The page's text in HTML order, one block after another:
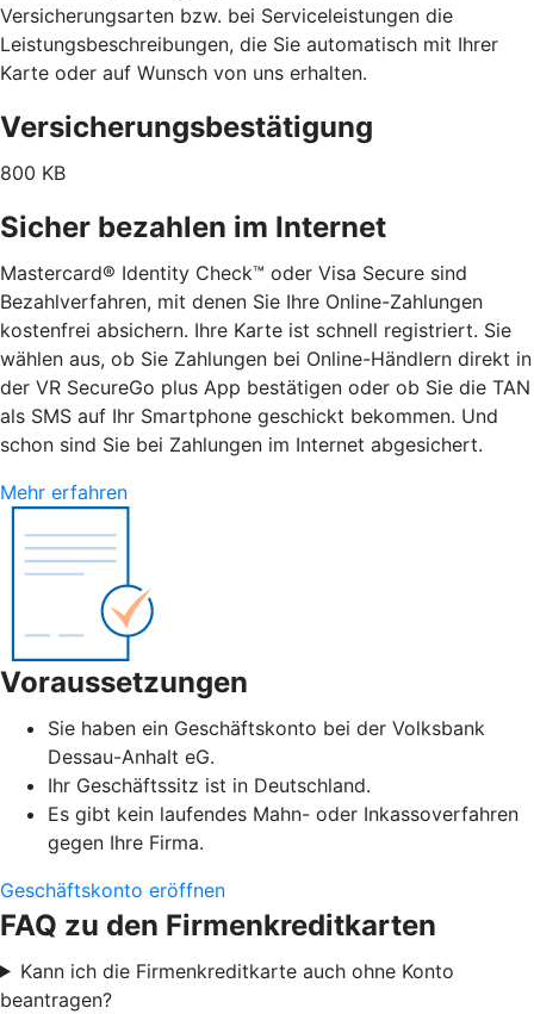
Versicherungsarten bzw. bei Serviceleistungen die
Leistungsbeschreibungen, die Sie automatisch mit Ihrer
Karte oder auf Wunsch von uns erhalten.
Versicherungsbestätigung
800 KB
Sicher bezahlen im Internet
Mastercard® Identity Check™ oder Visa Secure sind
Bezahlverfahren, mit denen Sie Ihre Online-Zahlungen
kostenfrei absichern. Ihre Karte ist schnell registriert. Sie
wählen aus, ob Sie Zahlungen bei Online-Händlern direkt in
der VR SecureGo plus App bestätigen oder ob Sie die TAN
als SMS auf Ihr Smartphone geschickt bekommen. Und
schon sind Sie bei Zahlungen im Internet abgesichert.
Mehr erfahren
Voraussetzungen
Sie haben ein Geschäftskonto bei der Volksbank
Dessau-Anhalt eG.
Ihr Geschäftssitz ist in Deutschland.
Es gibt kein laufendes Mahn- oder Inkassoverfahren
gegen Ihre Firma.
Geschäftskonto eröffnen
FAQ zu den Firmenkreditkarten
Kann ich die Firmenkreditkarte auch ohne Konto
beantragen?